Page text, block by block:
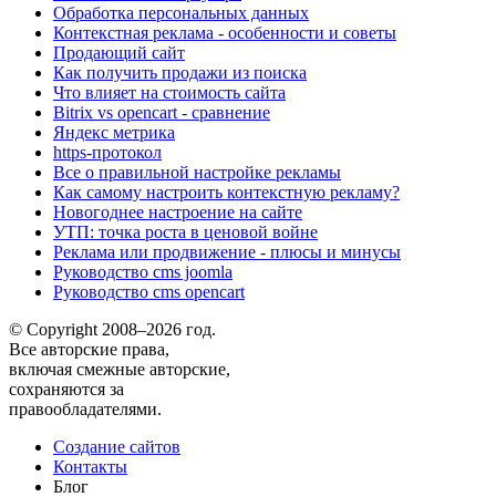
Обработка персональных данных
Контекстная реклама - особенности и советы
Продающий сайт
Как получить продажи из поиска
Что влияет на стоимость сайта
Bitrix vs opencart - сравнение
Яндекс метрика
https-протокол
Все о правильной настройке рекламы
Как самому настроить контекстную рекламу?
Новогоднее настроение на сайте
УТП: точка роста в ценовой войне
Реклама или продвижение - плюсы и минусы
Руководство cms joomla
Руководство cms opencart
© Copyright 2008–2026 год.
Все авторские права,
включая смежные авторские,
сохраняются за
правообладателями.
Создание сайтов
Контакты
Блог